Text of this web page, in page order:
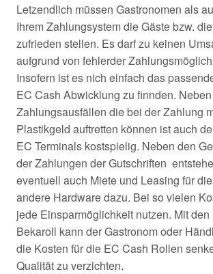
Letzendlich müssen Gastronomen als
Ihrem Zahlungsystem die Gäste bzw.
zufrieden stellen. Es darf zu keinen
aufgrund von fehlerder
Insofern ist es nich einfach das
EC Cash Abwicklung zu finnden. Neben
Zahlungsausfällen die bei der Zahlung
Plastikgeld auftretten können ist auch
EC Terminals kostspielig. Neben den
der Zahlungen der Gutschriften
eventuell auch Miete und Leasing für
andere Hardware dazu. Bei so vielen
jede Einsparmöglichkeit nutzen. Mit
Bekaroll kann der Gastronom oder
die Kosten für die EC Cash Rollen
Qualität zu verzichten.